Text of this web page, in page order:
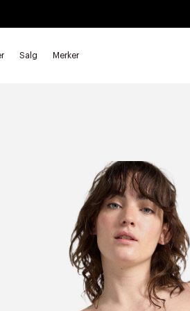
Salg Merker